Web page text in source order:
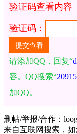
验证码查看内容
验证码：
请添加QQ，回复“
容。QQ搜索“
加QQ。
删帖/举报/合作：
来自互联网搜索，